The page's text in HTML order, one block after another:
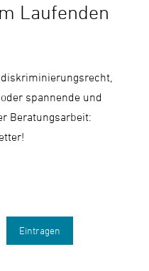
Laufenden
spannende und
Beratungsarbeit:
Eintragen